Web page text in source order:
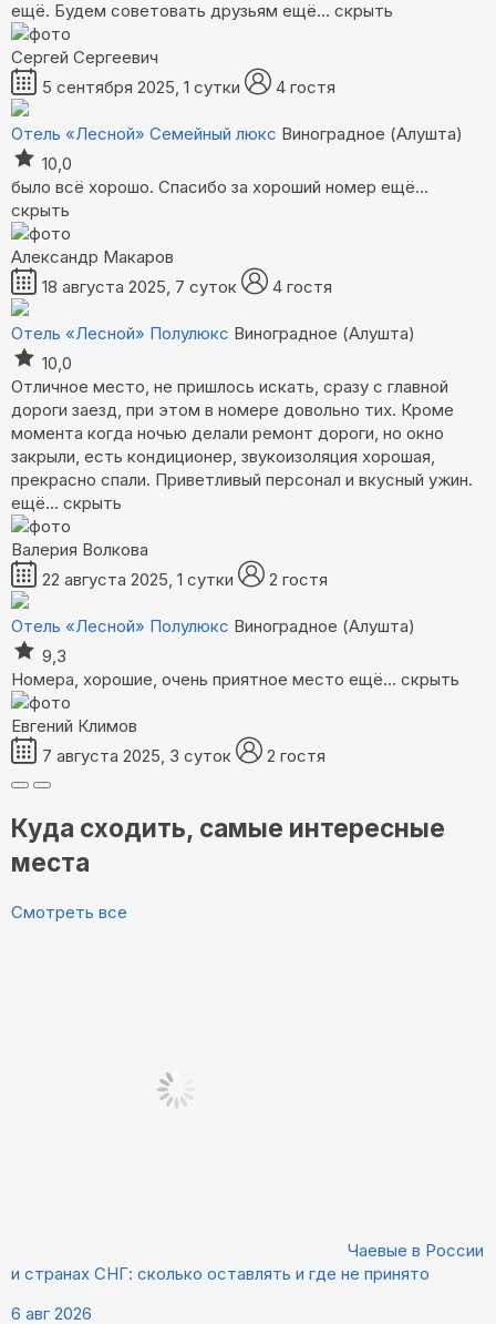
ещё. Будем советовать друзьям ещё... скрыть
Сергей Сергеевич
5 сентября 2025, 1 сутки
4 гостя
Отель «Лесной» Семейный люкс Виноградное (Алушта)
10,0
было всё хорошо. Спасибо за хороший номер ещё...
скрыть
Александр Макаров
18 августа 2025, 7 суток
4 гостя
Отель «Лесной» Полулюкс Виноградное (Алушта)
10,0
Отличное место, не пришлось искать, сразу с главной
дороги заезд, при этом в номере довольно тих. Кроме
момента когда ночью делали ремонт дороги, но окно
закрыли, есть кондиционер, звукоизоляция хорошая,
прекрасно спали. Приветливый персонал и вкусный ужин.
ещё... скрыть
Валерия Волкова
22 августа 2025, 1 сутки
2 гостя
Отель «Лесной» Полулюкс Виноградное (Алушта)
9,3
Номера, хорошие, очень приятное место ещё... скрыть
Евгений Климов
7 августа 2025, 3 суток
2 гостя
Куда сходить, самые интересные
места
Смотреть все
Чаевые в России
и странах СНГ: сколько оставлять и где не принято
6 авг 2026